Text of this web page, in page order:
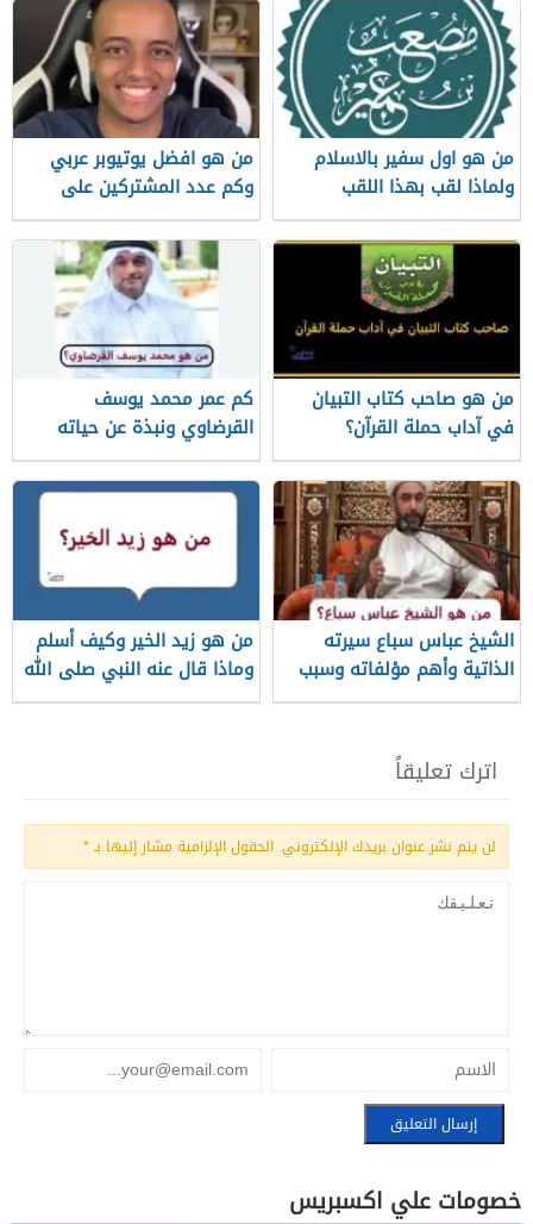
من هو اول سفير بالاسلام
ولماذا لقب بهذا اللقب
من هو افضل يوتيوبر عربي
وكم عدد المشتركين على
قناته الرسمية
من هو صاحب كتاب التبيان
في آداب حملة القرآن؟
كم عمر محمد يوسف
القرضاوي ونبذة عن حياته
الشيخ عباس سباع سيرته
الذاتية وأهم مؤلفاته وسبب
وفاته
من هو زيد الخير وكيف أسلم
وماذا قال عنه النبي صلى الله
عليه وسلم؟
اترك تعليقاً
لن يتم نشر عنوان بريدك الإلكتروني. الحقول الإلزامية مشار إليها بـ*
خصومات علي اكسبريس